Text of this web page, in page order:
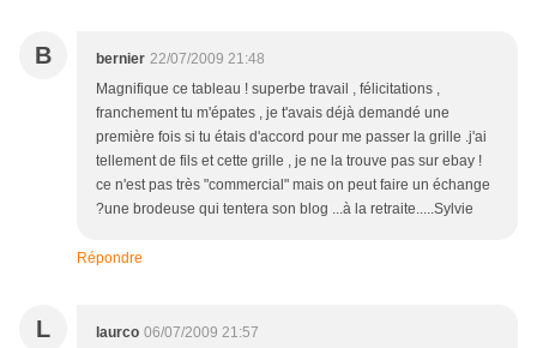
B bernier 22/07/2009 21:48
Magnifique ce tableau ! superbe travail , félicitations ,
franchement tu m'épates , je t'avais déjà demandé une
première fois si tu étais d'accord pour me passer la grille .j'ai
tellement de fils et cette grille , je ne la trouve pas sur ebay !
ce n'est pas très "commercial" mais on peut faire un échange
?une brodeuse qui tentera son blog ...à la retraite.....Sylvie
Répondre
L laurco 06/07/2009 21:57